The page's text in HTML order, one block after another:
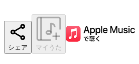
シェア マイうた